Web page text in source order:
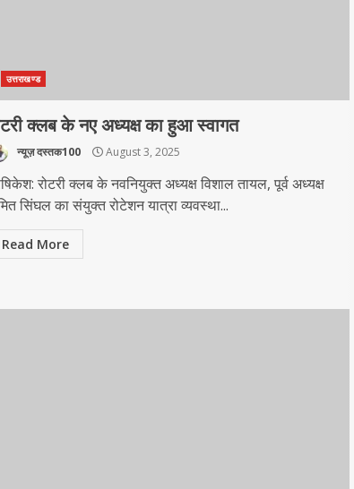
उत्तराखण्ड
क्लब के नए अध्यक्ष का हुआ स्वागत
न्यूज़ दस्तक100 August 3, 2025
रोटरी क्लब के नवनियुक्त अध्यक्ष विशाल तायल, पूर्व अध्यक्ष
सिंघल का संयुक्त रोटेशन यात्रा व्यवस्था...
Read More